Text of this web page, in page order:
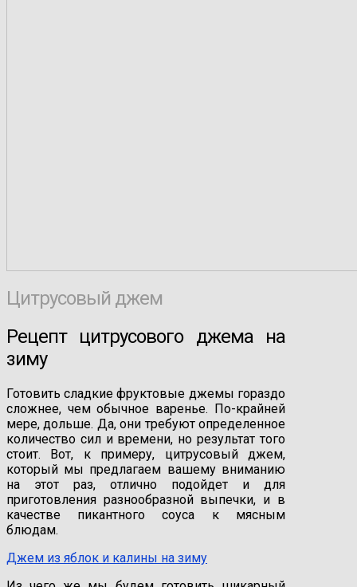
Цитрусовый джем
Рецепт цитрусового джема на
зиму
Готовить сладкие фруктовые джемы гораздо
сложнее, чем обычное варенье. По-крайней
мере, дольше. Да, они требуют определенное
количество сил и времени, но результат того
стоит. Вот, к примеру, цитрусовый джем,
который мы предлагаем вашему вниманию
на этот раз, отлично подойдет и для
приготовления разнообразной выпечки, и в
качестве пикантного соуса к мясным
блюдам.
Джем из яблок и калины на зиму